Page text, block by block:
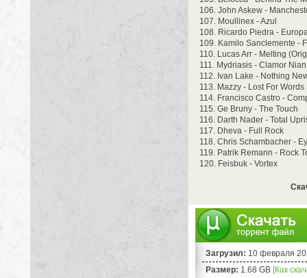
106. John Askew -
107. Moullinex - Azul
108. Ricardo Piedra -
109. Kamilo Sanclemente -
110. Lucas Arr - Melting
111. Mydriasis - Clamor
112. Ivan Lake - Nothing
113. Mazzy - Lost For Words
114. Francisco Castro -
115. Ge Bruny - The Touch
116. Darth Nader - Total
117. Dheva - Full Rock
118. Chris Schambacher -
119. Patrik Remann - Rock
120. Feisbuk - Vortex
Загрузил: 10 февраля
Размер: 1.68 GB [Как